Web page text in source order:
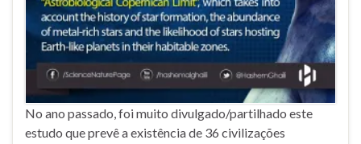
No ano passado, foi muito divulgado/partilhado este
estudo que prevê a existência de 36 civilizações